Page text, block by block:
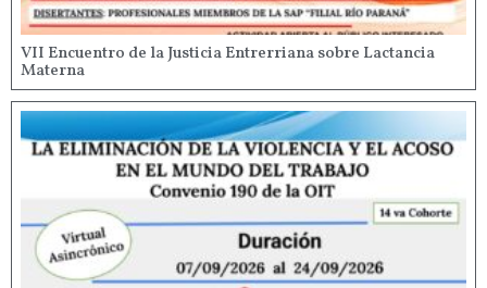
VII Encuentro de la Justicia Entrerriana sobre Lactancia
Materna